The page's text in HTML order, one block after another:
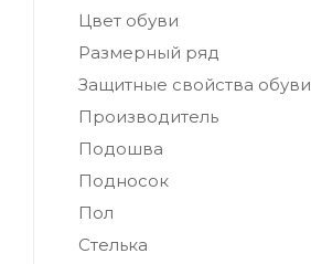
Цвет обуви
Размерный ряд
Защитные свойства обуви
Производитель
Подошва
Подносок
Пол
Стелька